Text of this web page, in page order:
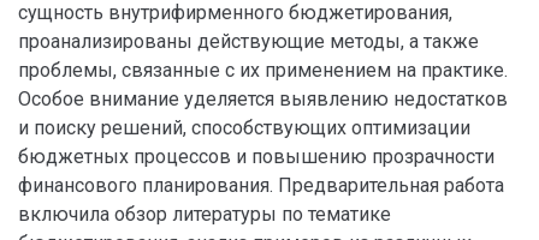
сущность внутрифирменного бюджетирования,
проанализированы действующие методы, а также
проблемы, связанные с их применением на практике.
Особое внимание уделяется выявлению недостатков
и поиску решений, способствующих оптимизации
бюджетных процессов и повышению прозрачности
финансового планирования. Предварительная работа
включила обзор литературы по тематике